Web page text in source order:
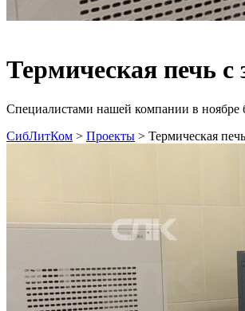
Термическая печь
Специалистами нашей компании в ноябре
СибЛитКом > Проекты > Термическая